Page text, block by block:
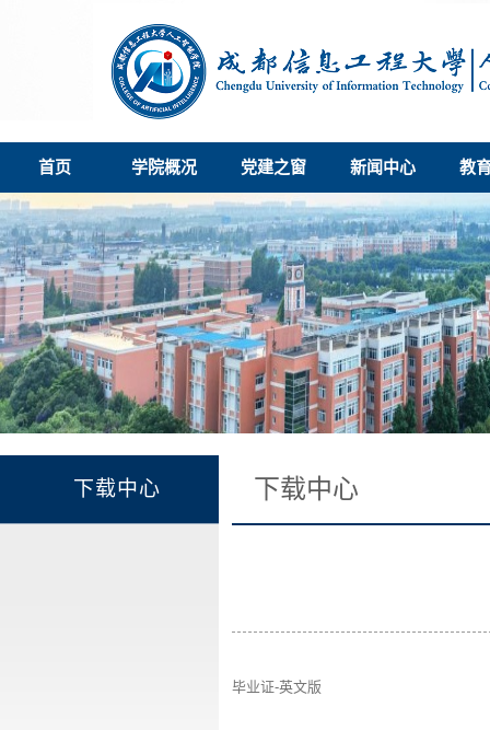
首页 学院概况 党建之窗 新闻中心 教
下载中心 下载中心
毕业证-英文版